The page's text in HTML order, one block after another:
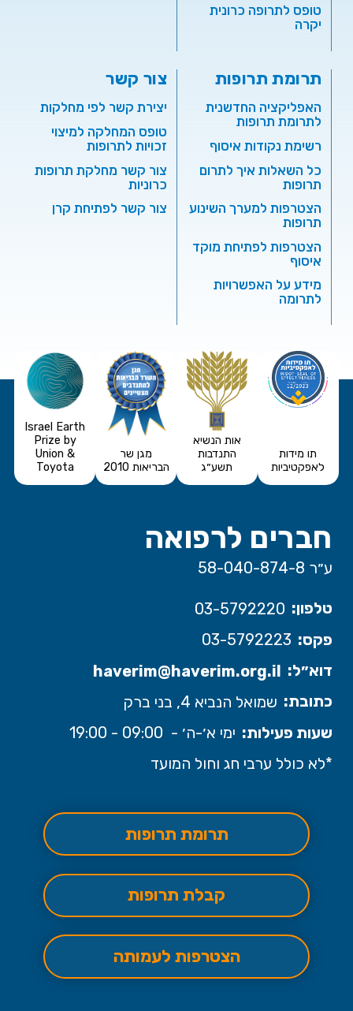
טופס לתרופה כרונית
יקרה
תרומת תרופות
האפליקציה החדשנית
לתרומת תרופות
רשימת נקודות איסוף
כל השאלות איך לתרום
תרופות
הצטרפות למערך השינוע
תרופות
הצטרפות לפתיחת מוקד
איסוף
מידע על האפשרויות
לתרומה
צור קשר
יצירת קשר לפי מחלקות
טופס המחלקה למיצוי
זכויות לתרופות
צור קשר מחלקת תרופות
כרוניות
צור קשר לפתיחת קרן
חברים לרפואה
ע״ר 58-040-874-8
טלפון: 03-5792220
פקס: 03-5792223
דוא״ל:
haverim@haverim.org.il
כתובת: שמואל הנביא 4, בני ברק
שעות פעילות: ימי א׳-ה׳ - 09:00 - 19:00
*לא כולל ערבי חג וחול המועד
תו מידות
לאפקטיביות
אות הנשיא
התנדבות
תשע״ג
מגן שר
הבריאות 2010
Israel Earth
Prize by
Union &
Toyota
תרומת תרופות
קבלת תרופות
הצטרפות לעמותה